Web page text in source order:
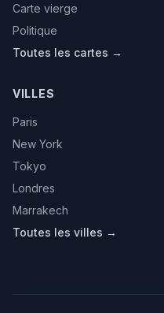
Carte vierge
Politique
Toutes les cartes →
VILLES
Paris
New York
Tokyo
Londres
Marrakech
Toutes les villes →